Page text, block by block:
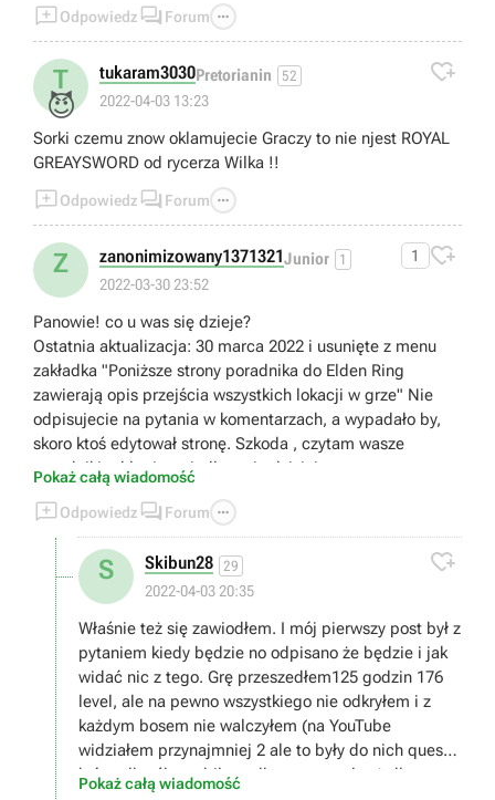
Odpowiedz  Forum 
T
😈
tukaram3030Pretorianin 52
2022-04-03 13:23

Sorki czemu znow oklamujecie Graczy to nie njest ROYAL
GREAYSWORD od rycerza Wilka !!
Odpowiedz  Forum 
Z zanonimizowany1371321Junior 1
2022-03-30 23:52
1 
Panowie! co u was się dzieje?
Ostatnia aktualizacja: 30 marca 2022 i usunięte z menu
zakładka "Poniższe strony poradnika do Elden Ring
zawierają opis przejścia wszystkich lokacji w grze" Nie
odpisujecie na pytania w komentarzach, a wypadało by,
skoro ktoś edytował stronę. Szkoda , czytam wasze
poradniki od lat i zawiodłem się dzisiaj.
To też edytujcie , bo będzie żenada -
"Soulsy według George’a R. R. Martina Elden Ring
poradnik, solucja to kompletny opis przejścia, najlepsze
porady na start..."
Pokaż całą wiadomość
Odpowiedz  Forum 
S Skibun28 29
2022-04-03 20:35

Właśnie też się zawiodłem. I mój pierwszy post był z
pytaniem kiedy będzie no odpisano że będzie i jak
widać nic z tego. Grę przeszedłem125 godzin 176
level, ale na pewno wszystkiego nie odkryłem i z
każdym bosem nie walczyłem (na YouTube
widziałem przynajmniej 2 ale to były do nich questy
które albo źle zrobiłem albo przeoczyłem) dlatego
Pokaż całą wiadomość